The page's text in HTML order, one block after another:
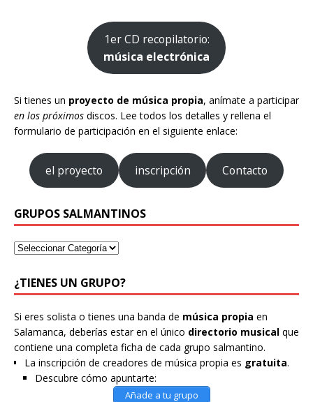
1er CD recopilatorio:
música electrónica
Si tienes un proyecto de música propia, anímate a participar
en los próximos discos. Lee todos los detalles y rellena el
formulario de participación en el siguiente enlace:
el proyecto inscripción Contacto
GRUPOS SALMANTINOS
¿TIENES UN GRUPO?
Si eres solista o tienes una banda de música propia en
Salamanca, deberías estar en el único directorio musical que
contiene una completa ficha de cada grupo salmantino.
La inscripción de creadores de música propia es gratuita.
Descubre cómo apuntarte:
Añade a tu grupo